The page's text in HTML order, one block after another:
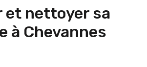
et nettoyer sa
à Chevannes